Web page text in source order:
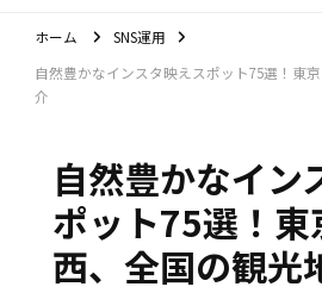
ホーム
SNS運用
自然豊かなインスタ映えスポット75選！東
介
自然豊かなイン
ポット75選！東
西、全国の観光